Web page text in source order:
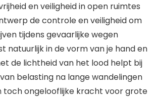
en veiligheid in open ruimtes
de controle en veiligheid om
tijdens gevaarlijke wegen
natuurlijk in de vorm van je hand en
de lichtheid van het lood helpt bij
belasting na lange wandelingen
toch ongelooflijke kracht voor grote